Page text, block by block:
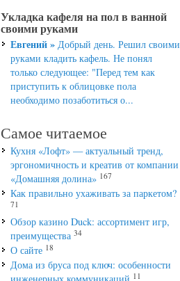
Укладка кафеля на пол в ванной
своими руками
Евгений »Добрый день. Решил своими
руками кладить кафель. Не понял
только следующее: "Перед тем как
приступить к облицовке пола
необходимо позаботиться о...
Самое читаемое
Кухня «Лофт» — актуальный тренд,
эргономичность и креатив от компании
«Домашняя долина» 167
Как правильно ухаживать за паркетом?
71
Обзор казино Duck: ассортимент игр,
преимущества 34
О сайте 18
Дома из бруса под ключ: особенности
11